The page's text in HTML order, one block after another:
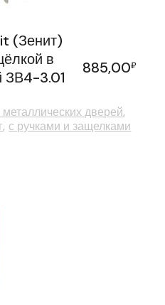
(Зенит)
в
ЗВ4-3.01
885,00₽
дверей
с ручками и защелками